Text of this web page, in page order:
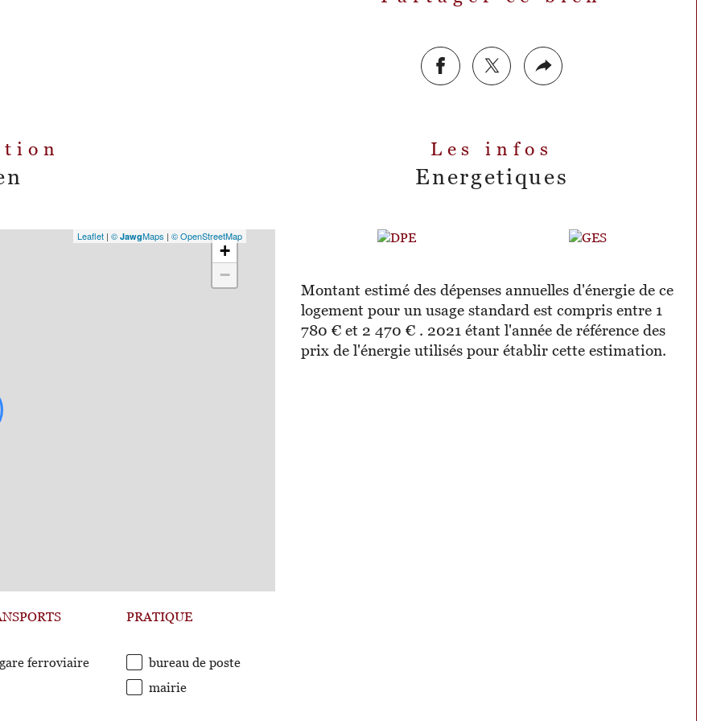
+
−
Leaflet |©JawgMaps |© OpenStreetMap
gare ferroviaire
PRATIQUE
bureau de poste
mairie
Les infos
Energetiques
Montant estimé des dépenses annuelles d'énergie de ce
logement pour un usage standard est compris entre 1
780 € et 2 470 € . 2021 étant l'année de référence des
prix de l'énergie utilisés pour établir cette estimation.